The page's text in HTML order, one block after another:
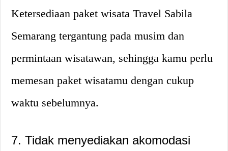
Ketersediaan paket wisata Travel Sabila
Semarang tergantung pada musim dan
permintaan wisatawan, sehingga kamu perlu
memesan paket wisatamu dengan cukup
waktu sebelumnya.
7. Tidak menyediakan akomodasi